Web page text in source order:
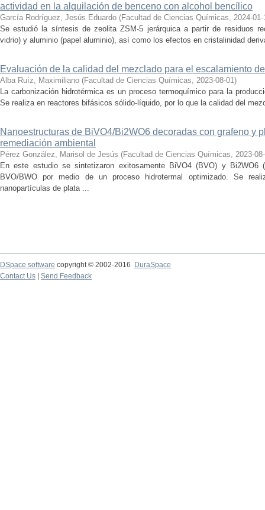
actividad en la alquilación de benceno con alcohol bencílico
García Rodríguez, Jesús Eduardo (Facultad de Ciencias Químicas, 2024-01-
Se estudió la síntesis de zeolita ZSM-5 jerárquica a partir de residuos
vidrio) y aluminio (papel aluminio), así como los efectos en cristalinidad
Evaluación de la calidad del mezclado para el escalamiento
Alba Ruíz, Maximiliano (Facultad de Ciencias Químicas, 2023-08-01)
La carbonización hidrotérmica es un proceso termoquímico para la
Se realiza en reactores bifásicos sólido-líquido, por lo que la calidad del
Nanoestructuras de BiVO4/Bi2WO6 decoradas con grafeno y
remediación ambiental
Pérez González, Marisol de Jesús (Facultad de Ciencias Químicas, 2023-
En este estudio se sintetizaron exitosamente BiVO4 (BVO) y
BVO/BWO por medio de un proceso hidrotermal optimizado. Se
nanopartículas de plata ...
DSpace software copyright © 2002-2016
DuraSpace
Contact Us
Send Feedback